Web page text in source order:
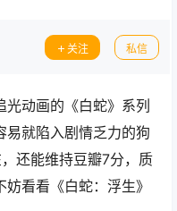
关注 私信
动画的《白蛇》系列
易就陷入剧情乏力的狗
还能维持豆瓣7分，质
看看《白蛇：浮生》